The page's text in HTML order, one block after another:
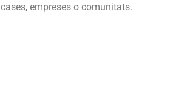
cases, empreses o comunitats.